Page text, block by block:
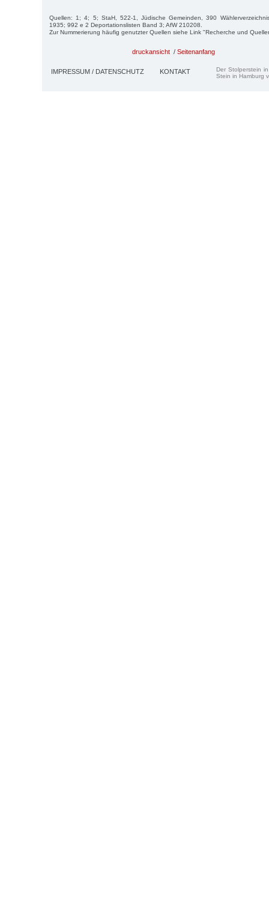
Quellen: 1; 4; 5; StaH, 522-1, Jüdische Gemeinden, 390
1935; 992 e 2 Deportationslisten Band 3; AfW 210208.
Zur Nummerierung häufig genutzter Quellen siehe Link "Recherche und
druckansicht / Seitenanfang
IMPRESSUM / DATENSCHUTZ KONTAKT
Der Stolperstein
Stein in Hamburg